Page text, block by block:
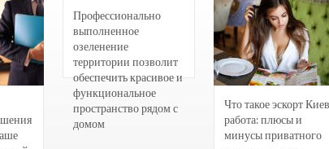
Профессионально
выполненное
озеленение
территории позволит
обеспечить красивое и
функциональное
пространство рядом с
домом
Что такое эскорт Киев
работа: плюсы и
минусы приватного